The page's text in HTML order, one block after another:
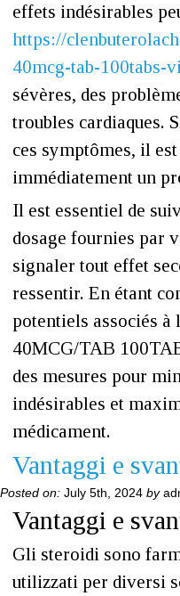
effets indésirables
https://
40mcg-tab-100tabs-
sévères, des
troubles cardiaques.
ces symptômes, il
immédiatement un
Il est essentiel de
dosage fournies par
signaler tout effet
ressentir. En étant
potentiels associés
40MCG/TAB
des mesures pour
indésirables et
médicament.
Vantaggi e
Posted on: July 5th, 2024 by
Vantaggi e
Gli steroidi sono
utilizzati per diversi